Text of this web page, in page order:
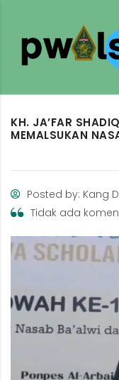
KH. JA’FAR
MEMALSUKAN
Posted by: Kang
Tidak ada